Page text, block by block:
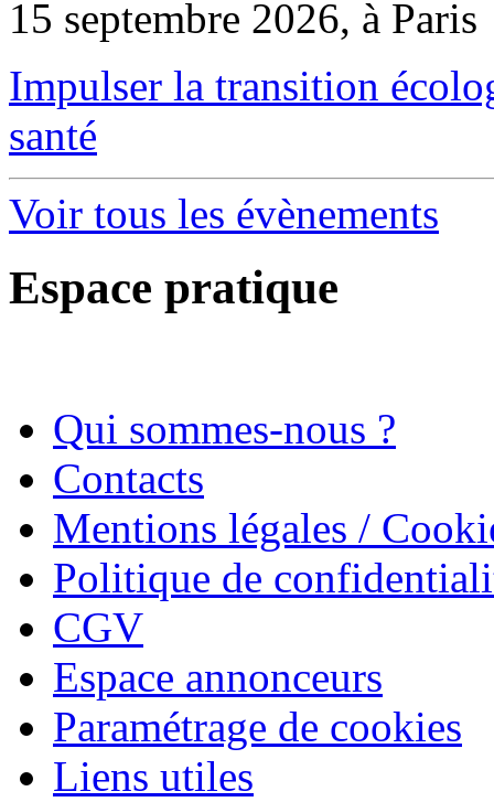
15 septembre 2026, à Paris
Impulser la transition
santé
Voir tous les évènements
Espace pratique
Qui sommes-nous ?
Contacts
Mentions légales /
Politique de
CGV
Espace annonceurs
Paramétrage de cookies
Liens utiles